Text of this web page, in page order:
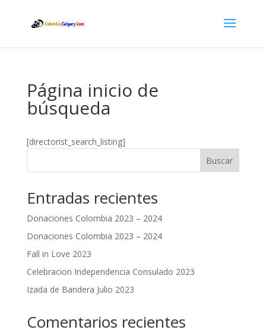
Página inicio de
búsqueda
[directorist_search_listing]
Buscar
Entradas recientes
Donaciones Colombia 2023 – 2024
Donaciones Colombia 2023 – 2024
Fall in Love 2023
Celebracion Independencia Consulado 2023
Izada de Bandera Julio 2023
Comentarios recientes